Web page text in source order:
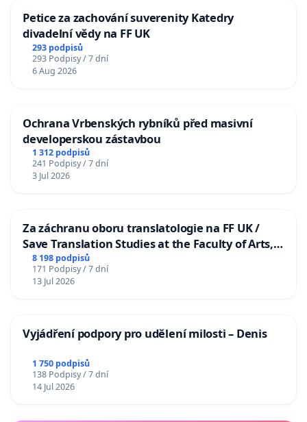
Petice za zachování suverenity Katedry
divadelní vědy na FF UK
293 podpisů
293 Podpisy / 7 dní
6 Aug 2026
Ochrana Vrbenských rybníků před masivní
developerskou zástavbou
1 312 podpisů
241 Podpisy / 7 dní
3 Jul 2026
Za záchranu oboru translatologie na FF UK /
Save Translation Studies at the Faculty of Arts,
Charles University
8 198 podpisů
171 Podpisy / 7 dní
13 Jul 2026
Vyjádření podpory pro udělení milosti – Denis
1 750 podpisů
138 Podpisy / 7 dní
14 Jul 2026